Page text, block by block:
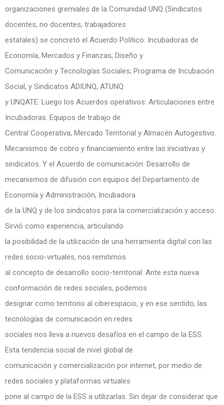
organizaciones gremiales de la Comunidad UNQ (Sindicatos
docentes, no docentes, trabajadores
estatales) se concretó el Acuerdo Político: Incubadoras de
Economía, Mercados y Finanzas; Diseño y
Comunicación y Tecnologías Sociales; Programa de Incubación
Social, y Sindicatos ADIUNQ, ATUNQ
y UNQATE. Luego los Acuerdos operativos: Articulaciones entre
Incubadoras. Equipos de trabajo de
Central Cooperativa, Mercado Territorial y Almacén Autogestivo.
Mecanismos de cobro y financiamiento entre las iniciativas y
sindicatos. Y el Acuerdo de comunicación: Desarrollo de
mecanismos de difusión con equipos del Departamento de
Economía y Administración, Incubadora
de la UNQ y de los sindicatos para la comercialización y acceso.
Sirvió como experiencia, articulando
la posibilidad de la utilización de una herramienta digital con las
redes socio-virtuales, nos remitimos
al concepto de desarrollo socio-territorial. Ante esta nueva
conformación de redes sociales, podemos
designar como territorio al ciberespacio, y en ese sentido, las
tecnologías de comunicación en redes
sociales nos lleva a nuevos desafíos en el campo de la ESS.
Esta tendencia social de nivel global de
comunicación y comercialización por internet, por medio de
redes sociales y plataformas virtuales
pone al campo de la ESS a utilizarlas. Sin dejar de considerar que